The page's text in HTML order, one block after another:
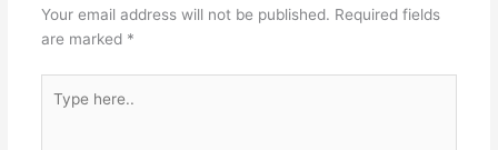
Your email address will not be published. Required fields
are marked *
here..